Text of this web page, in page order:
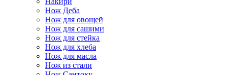
Нож Деба
Нож для овощей
Нож для сашими
Нож для стейка
Нож для хлеба
Нож для масла
Нож из стали